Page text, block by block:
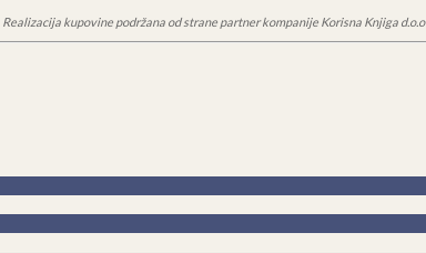
Realizacija kupovine podržana od strane partner kompanije Korisna Knjiga d.o.o